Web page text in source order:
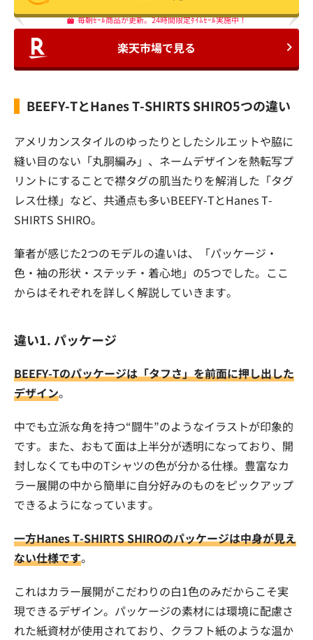
毎朝ｾｰﾙ商品が更新。24時間限定ﾀｲﾑｾｰﾙ実施中！
楽天市場で見る
BEEFY-TとHanes T-SHIRTS SHIRO5つの違い
アメリカンスタイルのゆったりとしたシルエットや脇に
縫い目のない「丸胴編み」、ネームデザインを熱転写プ
リントにすることで襟タグの肌当たりを解消した「タグ
レス仕様」など、共通点も多いBEEFY-TとHanes T-
SHIRTS SHIRO。
筆者が感じた2つのモデルの違いは、「パッケージ・
色・袖の形状・ステッチ・着心地」の5つでした。ここ
からはそれぞれを詳しく解説していきます。
違い1. パッケージ
BEEFY-Tのパッケージは「タフさ」を前面に押し出した
デザイン。
中でも立派な角を持つ“闘牛”のようなイラストが印象的
です。また、おもて面は上半分が透明になっており、開
封しなくても中のTシャツの色が分かる仕様。豊富なカ
ラー展開の中から簡単に自分好みのものをピックアップ
できるようになっています。
一方Hanes T-SHIRTS SHIROのパッケージは中身が見え
ない仕様です。
これはカラー展開がこだわりの白1色のみだからこそ実
現できるデザイン。パッケージの素材には環境に配慮さ
れた紙資材が使用されており、クラフト紙のような温か